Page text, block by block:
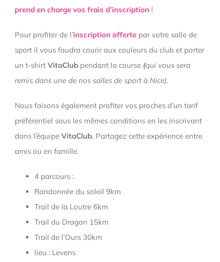
prend en charge vos frais d’inscription !
Pour profiter de l’inscription offerte par votre salle de
sport il vous faudra courir aux couleurs du club et porter
un t-shirt VitaClub pendant la course (qui vous sera
remis dans une de nos salles de sport à Nice).
Nous faisons également profiter vos proches d’un tarif
préférentiel sous les mêmes conditions en les inscrivant
dans l’équipe VitaClub. Partagez cette expérience entre
amis ou en famille.
4 parcours :
Randonnée du soleil 9km
Trail de la Loutre 6km
Trail du Dragon 15km
Trail de l’Ours 30km
lieu : Levens